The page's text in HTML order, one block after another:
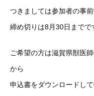
つきましては参加者の事
締め切りは8月30日までで
ご希望の方は滋賀県獣医
から
申込書をダウンロードして